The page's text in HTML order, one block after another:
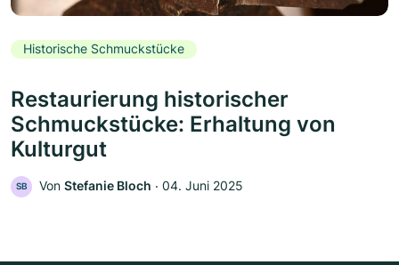
Historische Schmuckstücke
Restaurierung historischer
Schmuckstücke: Erhaltung von
Kulturgut
SB Von Stefanie Bloch ‧ 04. Juni 2025